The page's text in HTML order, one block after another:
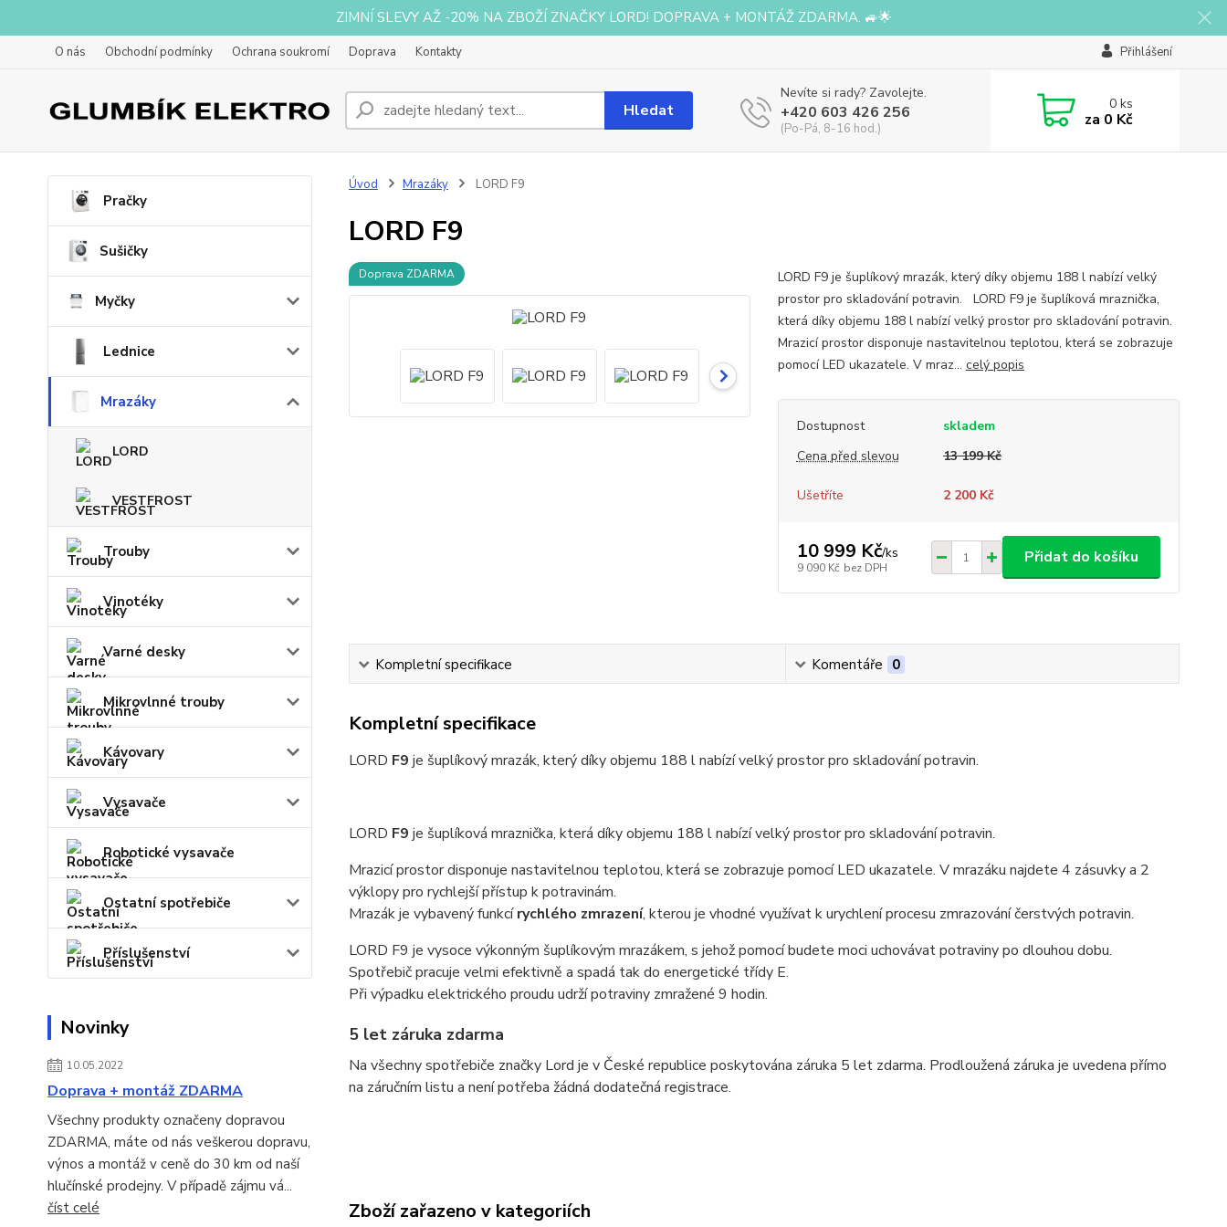
ZIMNÍ SLEVY AŽ -20% NA ZBOŽÍ ZNAČKY LORD! DOPRAVA + MONTÁŽ ZDARMA. 🚙🌟
O nás Obchodní podmínky Ochrana soukromí Doprava Kontakty Přihlášení
Hledat
Nevíte si rady? Zavolejte.
+420 603 426 256
(Po-Pá, 8-16 hod.)
0ks
za 0 Kč
Pračky
Sušičky
Myčky
Lednice
Mrazáky
LORD
VESTFROST
Trouby
Vinotéky
Varné desky
Mikrovlnné trouby
Kávovary
Vysavače
Robotické vysavače
Ostatní spotřebiče
Příslušenství
Novinky
10.05.2022
Doprava + montáž ZDARMA
Všechny produkty označeny dopravou
ZDARMA, máte od nás veškerou dopravu,
výnos a montáž v ceně do 30 km od naší
hlučínské prodejny. V případě zájmu vá...
číst celé
Úvod Mrazáky LORD F9
LORD F9
Doprava ZDARMA
LORD F9 je šuplíkový mrazák, který díky objemu 188 l nabízí velký
prostor pro skladování potravin. LORD F9 je šuplíková mraznička,
která díky objemu 188 l nabízí velký prostor pro skladování potravin.
Mrazicí prostor disponuje nastavitelnou teplotou, která se zobrazuje
pomocí LED ukazatele. V mraz... celý popis
Dostupnost
skladem
Cena před slevou
13 199 Kč
Ušetříte 2 200 Kč
10 999 Kč/ks
9 090 Kč bez DPH
Přidat do košíku
Kompletní specifikace Komentáře 0
Kompletní specifikace
LORD F9 je šuplíkový mrazák, který díky objemu 188 l nabízí velký prostor pro skladování potravin.
LORD F9 je šuplíková mraznička, která díky objemu 188 l nabízí velký prostor pro skladování potravin.
Mrazicí prostor disponuje nastavitelnou teplotou, která se zobrazuje pomocí LED ukazatele. V mrazáku najdete 4 zásuvky a 2
výklopy pro rychlejší přístup k potravinám.
Mrazák je vybavený funkcírychlého zmrazení, kterou je vhodné využívat k urychlení procesu zmrazování čerstvých potravin.
LORD F9 je vysoce výkonným šuplíkovým mrazákem, s jehož pomocí budete moci uchovávat potraviny po dlouhou dobu.
Spotřebič pracuje velmi efektivně a spadá tak do energetické třídy E.
Při výpadku elektrického proudu udrží potraviny zmražené 9 hodin.
5 let záruka zdarma
Na všechny spotřebiče značky Lord je v České republice poskytována záruka 5 let zdarma. Prodloužená záruka je uvedena přímo
na záručním listu a není potřeba žádná dodatečná registrace.
Zboží zařazeno v kategoriích